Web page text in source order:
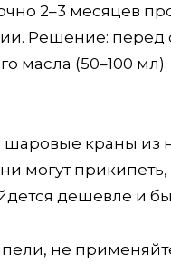
2–3 месяцев
Решение: перед
масла (50–100
краны из
могут
дешевле и
не